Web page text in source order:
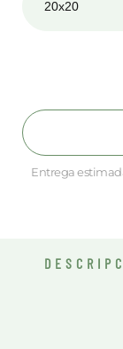
Entrega